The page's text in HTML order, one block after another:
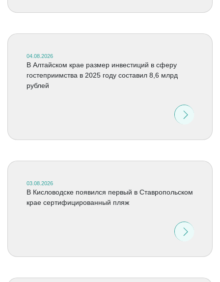
04.08.2026
В Алтайском крае размер инвестиций в сферу
гостеприимства в 2025 году составил 8,6 млрд
рублей
03.08.2026
В Кисловодске появился первый в Ставропольском
крае сертифицированный пляж